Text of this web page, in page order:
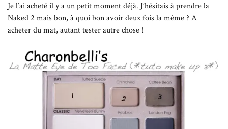
Je l’ai acheté il y a un petit moment déjà. J’hésitais à prendre la
Naked 2 mais bon, à quoi bon avoir deux fois la même ? A
acheter du mat, autant tester autre chose !